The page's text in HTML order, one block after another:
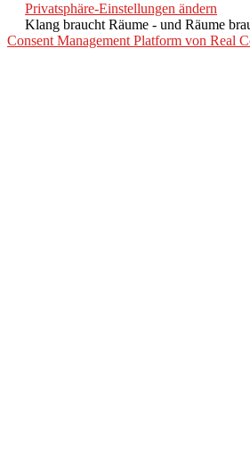
Privatsphäre-Einstellungen ändern
Klang braucht Räume - und Räume
Consent Management Platform von Real